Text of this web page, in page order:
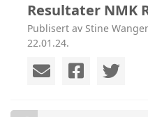
Resultater NMK
Publisert av Stine
22.01.24.